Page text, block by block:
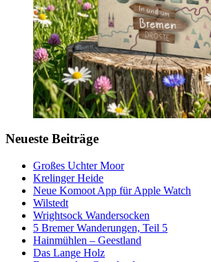
Neueste Beiträge
Großes Uchter Moor
Krelinger Heide
Neue Komoot App für Apple Watch
Wilstedt
Wrightsock Wandersocken
5 Bremer Wanderungen, Teil 5
Hainmühlen – Geestland
Das Lange Holz